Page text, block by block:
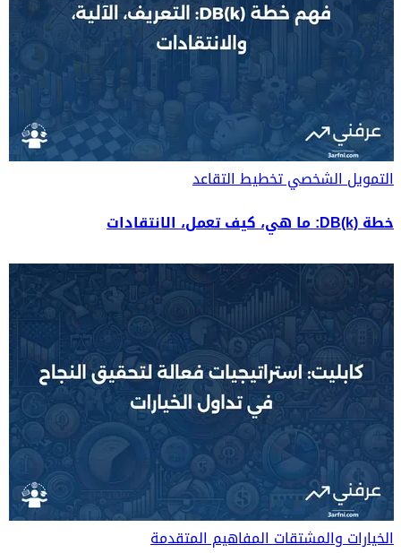
التمويل الشخصيتخطيط التقاعد
خطة DB(k): ما هي، كيف تعمل، الانتقادات
الخيارات والمشتقاتالمفاهيم المتقدمة